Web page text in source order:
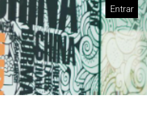
Entrar